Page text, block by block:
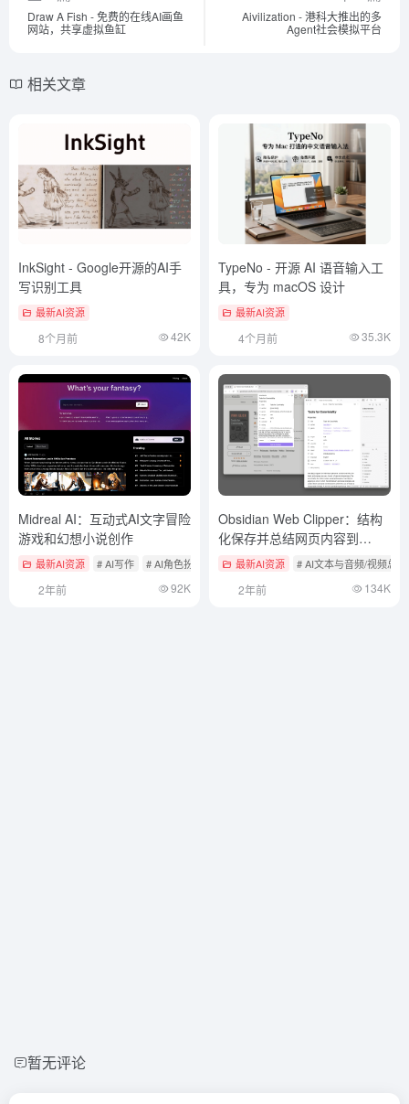
Draw A Fish - 免费的在线AI画鱼
网站，共享虚拟鱼缸
Aivilization - 港科大推出的多
Agent社会模拟平台
相关文章
InkSight - Google开源的AI手
写识别工具
最新AI资源
8个月前 42K
TypeNo - 开源 AI 语音输入工
具，专为 macOS 设计
最新AI资源
4个月前 35.3K
Midreal AI：互动式AI文字冒险
游戏和幻想小说创作
最新AI资源 # AI写作 # AI角色扮演
2年前 92K
Obsidian Web Clipper：结构
化保存并总结网页内容到
Obsidian笔记
最新AI资源 # AI文本与音频/视频总
2年前 134K
暂无评论